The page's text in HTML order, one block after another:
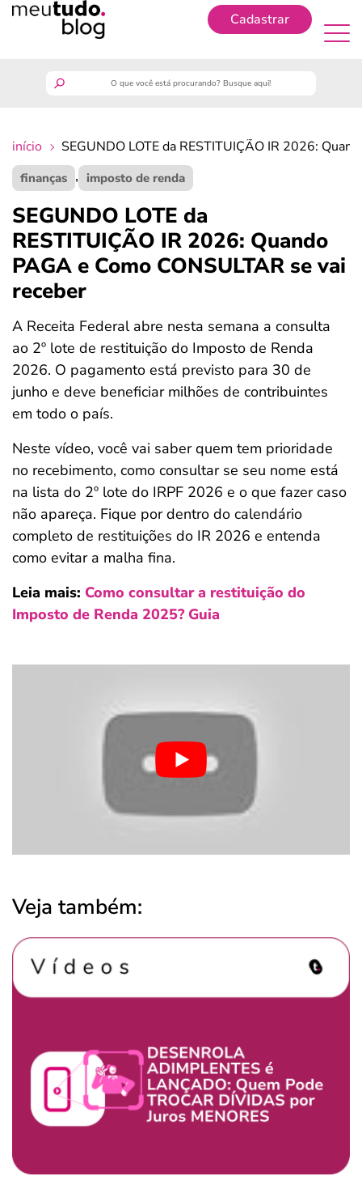
Cadastrar
guia do trabalhador
finanças
benefícios
crédito fácil
últimas notícias
ferramentas
início SEGUNDO LOTE da RESTITUIÇÃO IR 2026:
finanças , imposto de renda
SEGUNDO LOTE da
RESTITUIÇÃO IR 2026: Quando
PAGA e Como CONSULTAR se vai
receber
A Receita Federal abre nesta semana a consulta
ao 2º lote de restituição do Imposto de Renda
2026. O pagamento está previsto para 30 de
junho e deve beneficiar milhões de contribuintes
em todo o país.
Neste vídeo, você vai saber quem tem prioridade
no recebimento, como consultar se seu nome está
na lista do 2º lote do IRPF 2026 e o que fazer caso
não apareça. Fique por dentro do calendário
completo de restituições do IR 2026 e entenda
como evitar a malha fina.
Leia mais: Como consultar a restituição do
Imposto de Renda 2025? Guia
Veja também: